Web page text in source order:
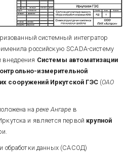
системный интегратор
российскую SCADA-систему
внедрения Системы автоматизации
измерительной
сооружений Иркутской ГЭС (ОАО
на реке Ангаре в
и является первой крупной
обработки данных (САСОД)